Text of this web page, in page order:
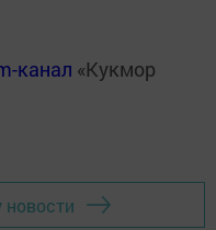
канал «Кукмор
новости